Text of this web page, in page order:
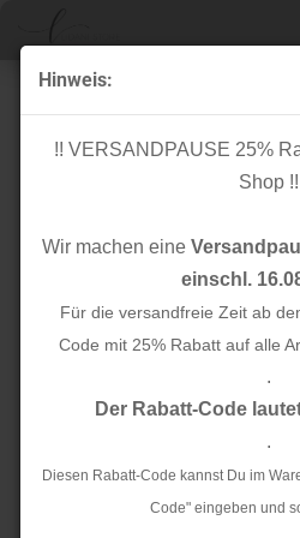
Hinweis:
!! VERSANDPAUSE 25%
Shop !!
Wir machen eine
einschl.
Für die versandfreie Zeit ab
Code mit 25% Rabatt auf alle
.
Der Rabatt-Code
.
Diesen Rabatt-Code kannst Du im
Code" eingeben und
Baumwolle - Petit dots - rot